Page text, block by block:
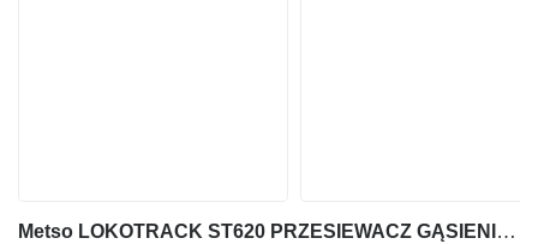
Metso LOKOTRACK ST620 PRZESIEWACZ GĄSIENICOWY